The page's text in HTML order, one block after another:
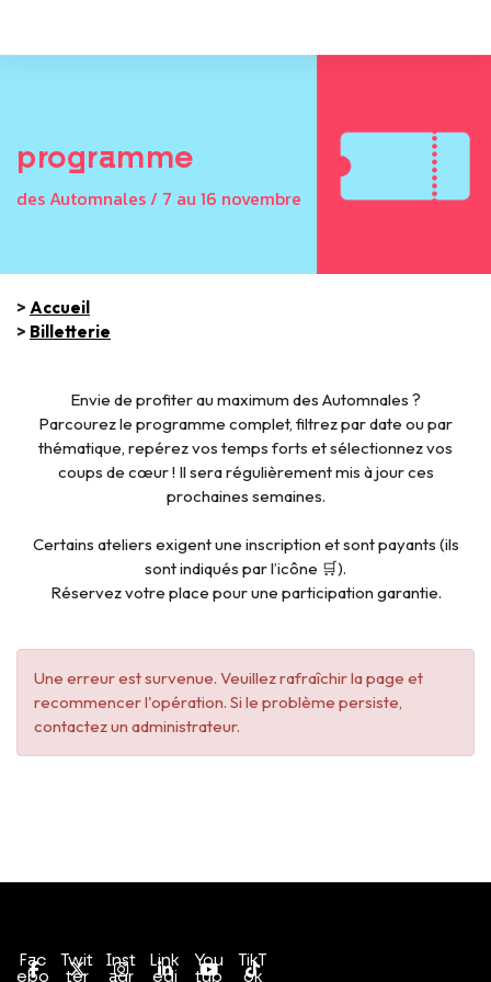
programme
des Automnales / 7 au 16 novembre
> Accueil
> Billetterie
Envie de profiter au maximum des Automnales ?
Parcourez le programme complet, filtrez par date ou par
thématique, repérez vos temps forts et sélectionnez vos
coups de cœur ! Il sera régulièrement mis à jour ces
prochaines semaines.
Certains ateliers exigent une inscription et sont payants (ils
sont indiqués par l’icône 🛒).
Réservez votre place pour une participation garantie.
Une erreur est survenue. Veuillez rafraîchir la page et
recommencer l'opération. Si le problème persiste,
contactez un administrateur.
Fac
ebo
Twit
ter
Inst
agr
Link
edi
You
tub
TikT
ok